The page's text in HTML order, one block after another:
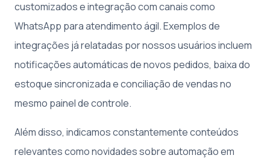
customizados e integração com canais como
WhatsApp para atendimento ágil. Exemplos de
integrações já relatadas por nossos usuários incluem
notificações automáticas de novos pedidos, baixa do
estoque sincronizada e conciliação de vendas no
mesmo painel de controle.
Além disso, indicamos constantemente conteúdos
relevantes como novidades sobre automação em